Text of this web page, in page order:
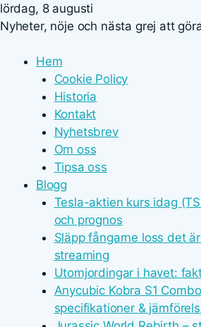
lördag, 8 augusti
Nyheter, nöje och nästa grej att
Hem
Cookie Policy
Historia
Kontakt
Nyhetsbrev
Om oss
Tipsa oss
Blogg
Tesla-aktien kurs idag
och prognos
Släpp fångarne loss det
streaming
Utomjordingar i havet:
Anycubic Kobra S1
specifikationer &